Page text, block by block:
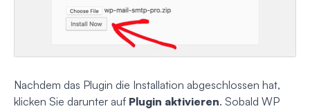
Nachdem das Plugin die Installation abgeschlossen hat,
klicken Sie darunter auf Plugin aktivieren. Sobald WP